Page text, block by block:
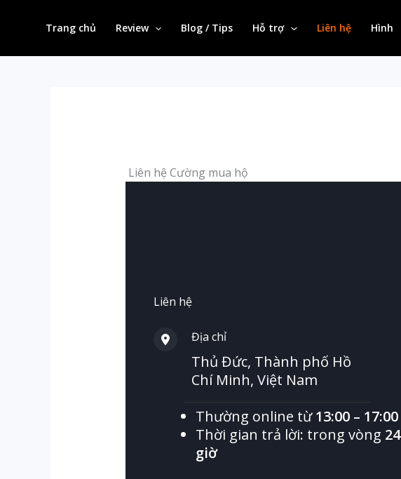
Trang chủ Review Blog / Tips Hỗ trợ Liên hệ Hình
Liên hệ Cường mua hộ
Liên hệ
Địa chỉ​
Thủ Đức, Thành phố Hồ
Chí Minh, Việt Nam
Thường online từ13:00 – 17:00
Thời gian trả lời: trong vòng 24
giờ